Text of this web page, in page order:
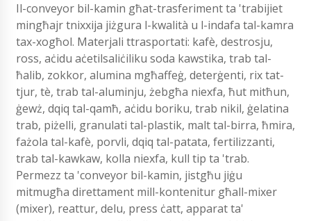
Il-conveyor bil-kamin għat-trasferiment ta 'trabijiet
mingħajr tnixxija jiżgura l-kwalità u l-indafa tal-kamra
tax-xogħol. Materjali ttrasportati: kafè, destrosju,
ross, aċidu aċetilsaliċiliku soda kawstika, trab tal-
ħalib, zokkor, alumina mgħaffeġ, deterġenti, rix tat-
tjur, tè, trab tal-aluminju, żebgħa niexfa, ħut mitħun,
ġewż, dqiq tal-qamħ, aċidu boriku, trab nikil, ġelatina
trab, piżelli, granulati tal-plastik, malt tal-birra, ħmira,
fażola tal-kafè, porvli, dqiq tal-patata, fertilizzanti,
trab tal-kawkaw, kolla niexfa, kull tip ta 'trab.
Permezz ta 'conveyor bil-kamin, jistgħu jiġu
mitmugħa direttament mill-kontenitur għall-mixer
(mixer), reattur, delu, press ċatt, apparat ta'